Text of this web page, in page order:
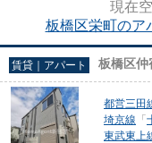
現在
板橋区栄町のア
賃貸｜アパート 板橋区仲
都営三田
埼京線 「
東武東上